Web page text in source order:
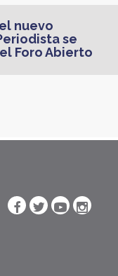
nuevo
se
Foro Abierto